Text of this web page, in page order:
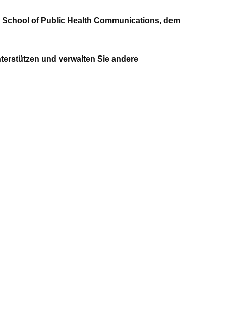
of Public Health Communications, dem
und verwalten Sie andere